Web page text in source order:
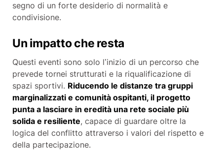
segno di un forte desiderio di normalità e
condivisione.
Un impatto che resta
Questi eventi sono solo l’inizio di un percorso che
prevede tornei strutturati e la riqualificazione di
spazi sportivi. Riducendo le distanze tra gruppi
marginalizzati e comunità ospitanti, il progetto
punta a lasciare in eredità una rete sociale più
solida e resiliente, capace di guardare oltre la
logica del conflitto attraverso i valori del rispetto e
della partecipazione.